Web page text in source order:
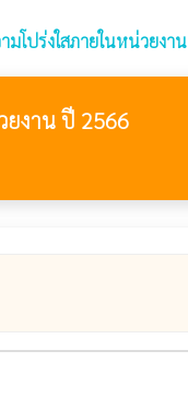
มโปร่งใสภายในหน่วยงาน
ยงาน ปี 2566